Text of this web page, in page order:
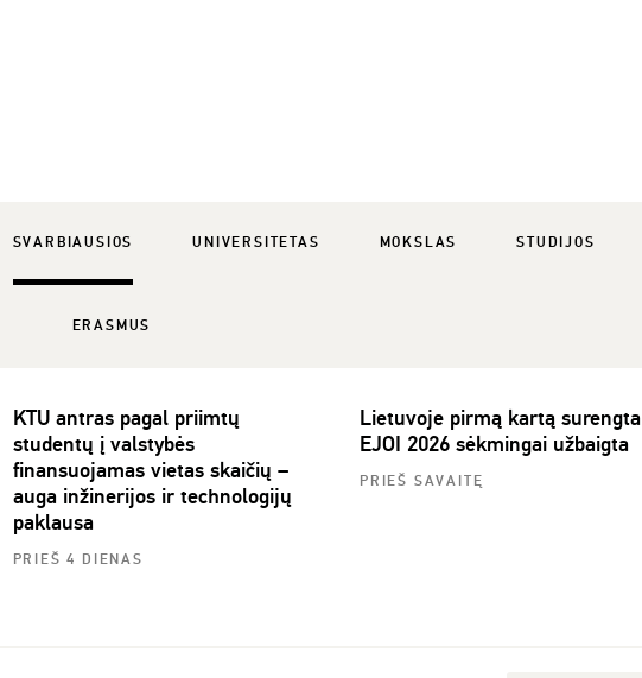
SVARBIAUSIOS UNIVERSITETAS MOKSLAS STUDIJOS
ERASMUS
KTU antras pagal priimtų
studentų į valstybės
finansuojamas vietas skaičių –
auga inžinerijos ir technologijų
paklausa
PRIEŠ 4 DIENAS
Lietuvoje pirmą kartą surengta
EJOI 2026 sėkmingai užbaigta
PRIEŠ SAVAITĘ